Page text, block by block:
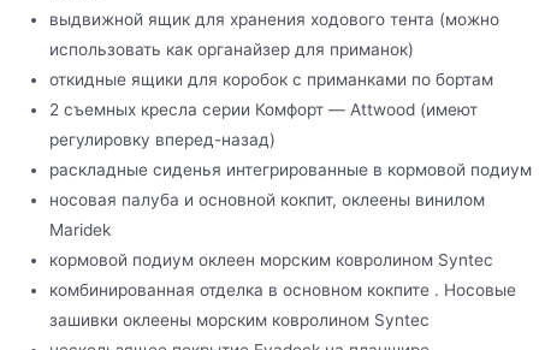
выдвижной ящик для хранения ходового тента (можно
использовать как органайзер для приманок)
откидные ящики для коробок с приманками по бортам
2 съемных кресла серии Комфорт — Attwood (имеют
регулировку вперед-назад)
раскладные сиденья интегрированные в кормовой подиум
носовая палуба и основной кокпит, оклеены винилом
Maridek
кормовой подиум оклеен морским ковролином Syntec
комбинированная отделка в основном кокпите . Носовые
зашивки оклеены морским ковролином Syntec